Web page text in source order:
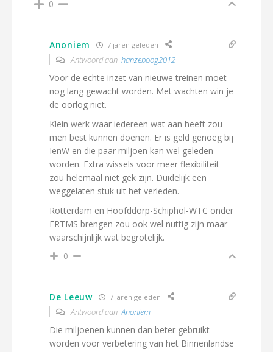
0
Anoniem 7 jaren geleden
Antwoord aan hanzeboog2012
Voor de echte inzet van nieuwe treinen moet
nog lang gewacht worden. Met wachten win je
de oorlog niet.
Klein werk waar iedereen wat aan heeft zou
men best kunnen doenen. Er is geld genoeg bij
IenW en die paar miljoen kan wel geleden
worden. Extra wissels voor meer flexibiliteit
zou helemaal niet gek zijn. Duidelijk een
weggelaten stuk uit het verleden.
Rotterdam en Hoofddorp-Schiphol-WTC onder
ERTMS brengen zou ook wel nuttig zijn maar
waarschijnlijk wat begrotelijk.
0
De Leeuw 7 jaren geleden
Antwoord aanAnoniem
Die miljoenen kunnen dan beter gebruikt
worden voor verbetering van het Binnenlandse